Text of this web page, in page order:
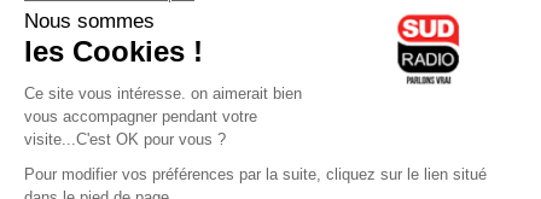
lyoncapitale.fr
olympique-et-lyonnais.com
L'application Iphone / Android
Téléchargez l'application